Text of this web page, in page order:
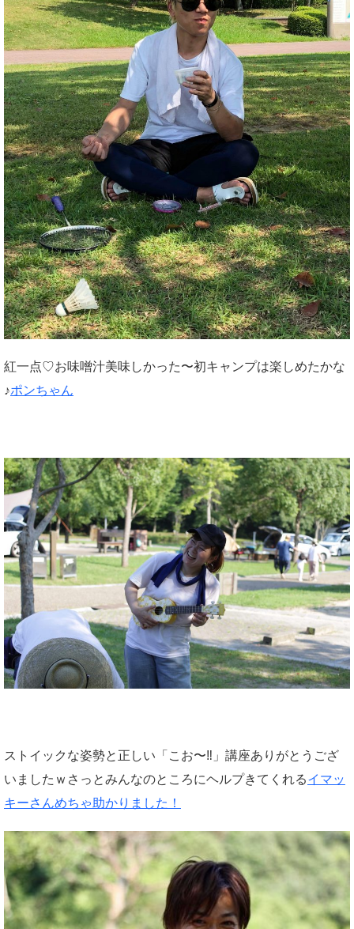
紅一点♡お味噌汁美味しかった〜初キャンプは楽しめたかな
♪ポンちゃん
ストイックな姿勢と正しい「こお〜‼︎」講座ありがとうござ
いましたｗさっとみんなのところにヘルプきてくれるイマッ
キーさんめちゃ助かりました！